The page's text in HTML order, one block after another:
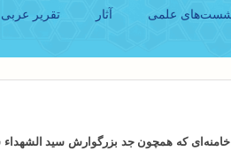
علمی آثار تقریر عربی
که همچون جد بزرگوارش سید الشهداء